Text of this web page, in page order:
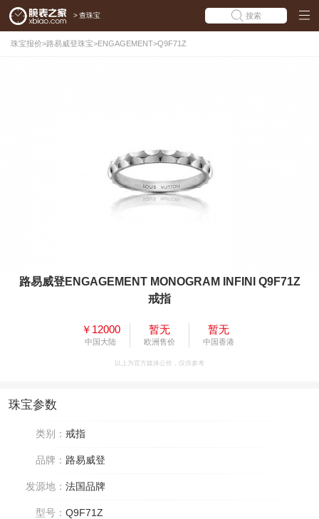
> 查珠宝 搜索
珠宝报价>路易威登珠宝>ENGAGEMENT>Q9F71Z
路易威登ENGAGEMENT MONOGRAM INFINI Q9F71Z
戒指
￥12000
中国大陆
暂无
欧洲售价
暂无
中国香港
以上为官方媒体公价，仅供参考
珠宝参数
类别： 戒指
品牌： 路易威登
发源地： 法国品牌
型号： Q9F71Z